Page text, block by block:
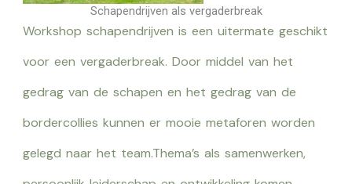
Schapendrijven als vergaderbreak
Workshop schapendrijven is een uitermate geschikt
voor een vergaderbreak. Door middel van het
gedrag van de schapen en het gedrag van de
bordercollies kunnen er mooie metaforen worden
gelegd naar het team.Thema’s als samenwerken,